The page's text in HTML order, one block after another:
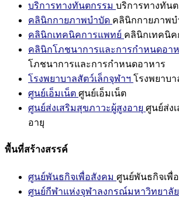
บริการทางทันตกรรม บริการทางทัน
คลินิกกายภาพบำบัด คลินิกกายภาพบ
คลินิกเทคนิคการแพทย์ คลินิกเทคนิ
คลินิกโภชนาการและการกำหนดอา
โภชนาการและการกำหนดอาหาร
โรงพยาบาลสัตว์เล็กจุฬาฯ โรงพยาบา
ศูนย์เอ็มเน็ต ศูนย์เอ็มเน็ต
ศูนย์ส่งเสริมสุขภาวะผู้สูงอายุ ศูนย์ส่ง
อายุ
พื้นที่สร้างสรรค์
ศูนย์พันธกิจเพื่อสังคม ศูนย์พันธกิจเพื่
ศูนย์กีฬาแห่งจุฬาลงกรณ์มหาวิทยาลัย